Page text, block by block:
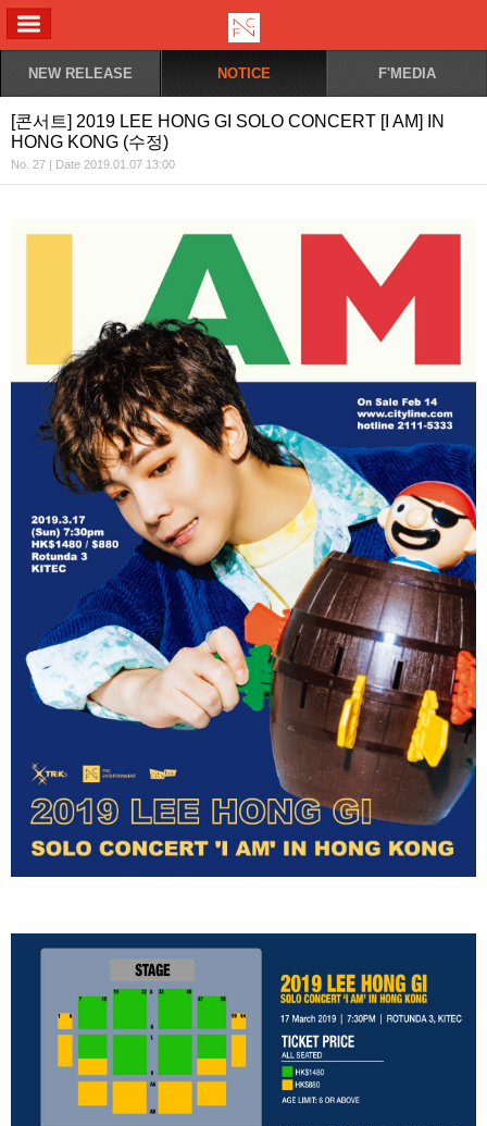
NEW RELEASE NOTICE F'MEDIA
[콘서트] 2019 LEE HONG GI SOLO CONCERT [I AM] IN
HONG KONG (수정)
No. 27 | Date 2019.01.07 13:00